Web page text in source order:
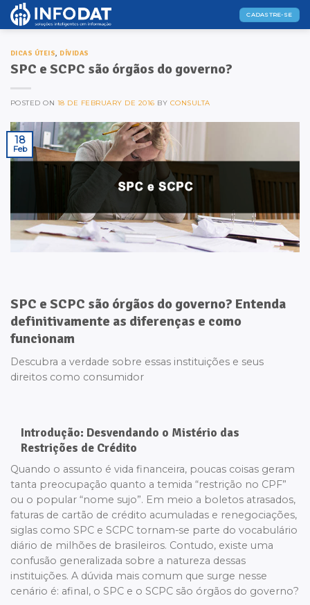
Skip
CADASTRE-SE
DICAS ÚTEIS, DÍVIDAS
SPC e SCPC são órgãos do governo?
POSTED ON 18 DE FEBRUARY DE 2016 BY CONSULTA
18
Feb
SPC e SCPC são órgãos do governo? Entenda
definitivamente as diferenças e como
funcionam
Descubra a verdade sobre essas instituições e seus
direitos como consumidor
Introdução: Desvendando o Mistério das
Restrições de Crédito
Quando o assunto é vida financeira, poucas coisas geram
tanta preocupação quanto a temida “restrição no CPF”
ou o popular “nome sujo”. Em meio a boletos atrasados,
faturas de cartão de crédito acumuladas e renegociações,
siglas como SPC e SCPC tornam-se parte do vocabulário
diário de milhões de brasileiros. Contudo, existe uma
confusão generalizada sobre a natureza dessas
instituições. A dúvida mais comum que surge nesse
cenário é: afinal, o SPC e o SCPC são órgãos do governo?